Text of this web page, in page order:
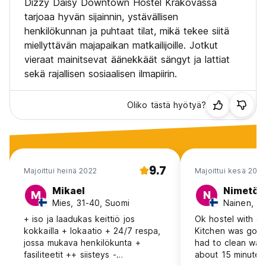
***100 % kokonaissummasta, jos EI NÄYTÄ
KIINNOITKO SINUA Auschwitz-Birkenaun ja Wieliczkan
suolakaivoksen retkistä?
Useimmat Krakovassa vierailevat turistit aikovat vierailla
rajoitetun saatavuuden vuoksi pääsy näille sivustoille on
rajoitettu ja vaatii hyvin usein ennakkovarauksen. Siksi,
täyttääksemme vieraidemme odotukset, tarjoamme
Auschwitz-Birkenaun museoon ja Wieliczkan
suolakaivokselle. Yhteistyökumppanimme on yksi
suurimmista paikallisista matkanjärjestäjistä, ja matkan
ostaminen etukäteen takaa sinulle mahdollisuuden vierailla
jossakin näistä paikoista.
Varaa matka napsauttamalla alla olevaa linkkiä:
www.seerakow.com (Auto-translated from original language)
Dizzy Daisy Downtown Hostel Krakovassa
tarjoaa hyvän sijainnin, ystävällisen
henkilökunnan ja puhtaat tilat, mikä tekee siitä
miellyttävän majapaikan matkailijoille. Jotkut
vieraat mainitsevat äänekkäät sängyt ja lattiat
sekä rajallisen sosiaalisen ilmapiirin.
Oliko tästä hyötyä?
Majoittui heinä 2022 9.7
M Mikael
Mies, 31-40, Suomi
+ iso ja laadukas keittiö jos
kokkailla + lokaatio + 24/7 respa,
jossa mukava henkilökunta +
fasiliteetit ++ siisteys -
Majoittui kesä 2017
N Nimetön
Nainen,
Ok hostel with
Kitchen was
had to clean
about 15